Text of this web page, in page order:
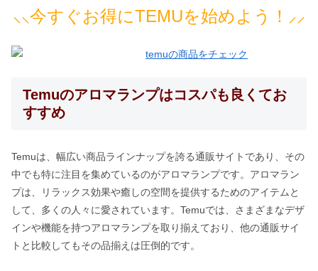
⸜⸜今すぐお得にTEMUを始めよう！⸝⸝
Temuのアロマランプはコスパも良くてお
すすめ
Temuは、幅広い商品ラインナップを誇る通販サイトであり、その
中でも特に注目を集めているのがアロマランプです。アロマラン
プは、リラックス効果や癒しの空間を提供するためのアイテムと
して、多くの人々に愛されています。Temuでは、さまざまなデザ
インや機能を持つアロマランプを取り揃えており、他の通販サイ
トと比較してもその品揃えは圧倒的です。